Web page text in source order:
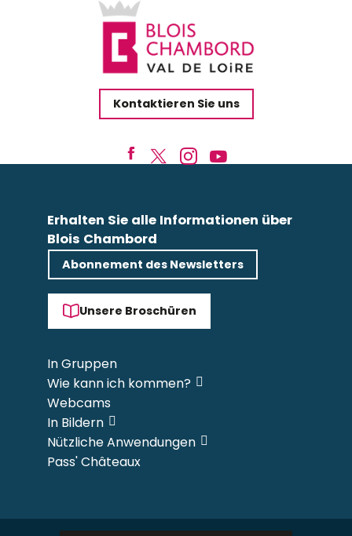
Kontaktieren Sie uns
Erhalten Sie alle Informationen über
Blois Chambord
Abonnement des Newsletters
Unsere Broschüren
In Gruppen
Wie kann ich kommen?
Webcams
In Bildern
Nützliche Anwendungen
Pass' Châteaux